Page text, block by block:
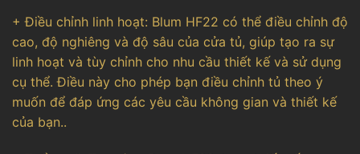
+ Điều chỉnh linh hoạt: Blum HF22 có thể điều chỉnh độ
cao, độ nghiêng và độ sâu của cửa tủ, giúp tạo ra sự
linh hoạt và tùy chỉnh cho nhu cầu thiết kế và sử dụng
cụ thể. Điều này cho phép bạn điều chỉnh tủ theo ý
muốn để đáp ứng các yêu cầu không gian và thiết kế
của bạn..